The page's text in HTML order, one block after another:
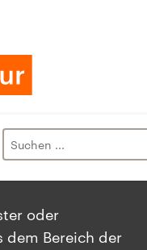
oder
dem Bereich der